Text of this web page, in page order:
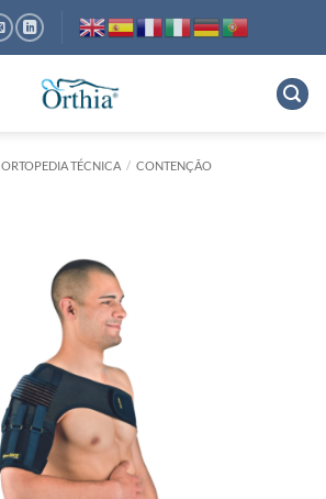
ORTOPEDIA TÉCNICA / CONTENÇÃO